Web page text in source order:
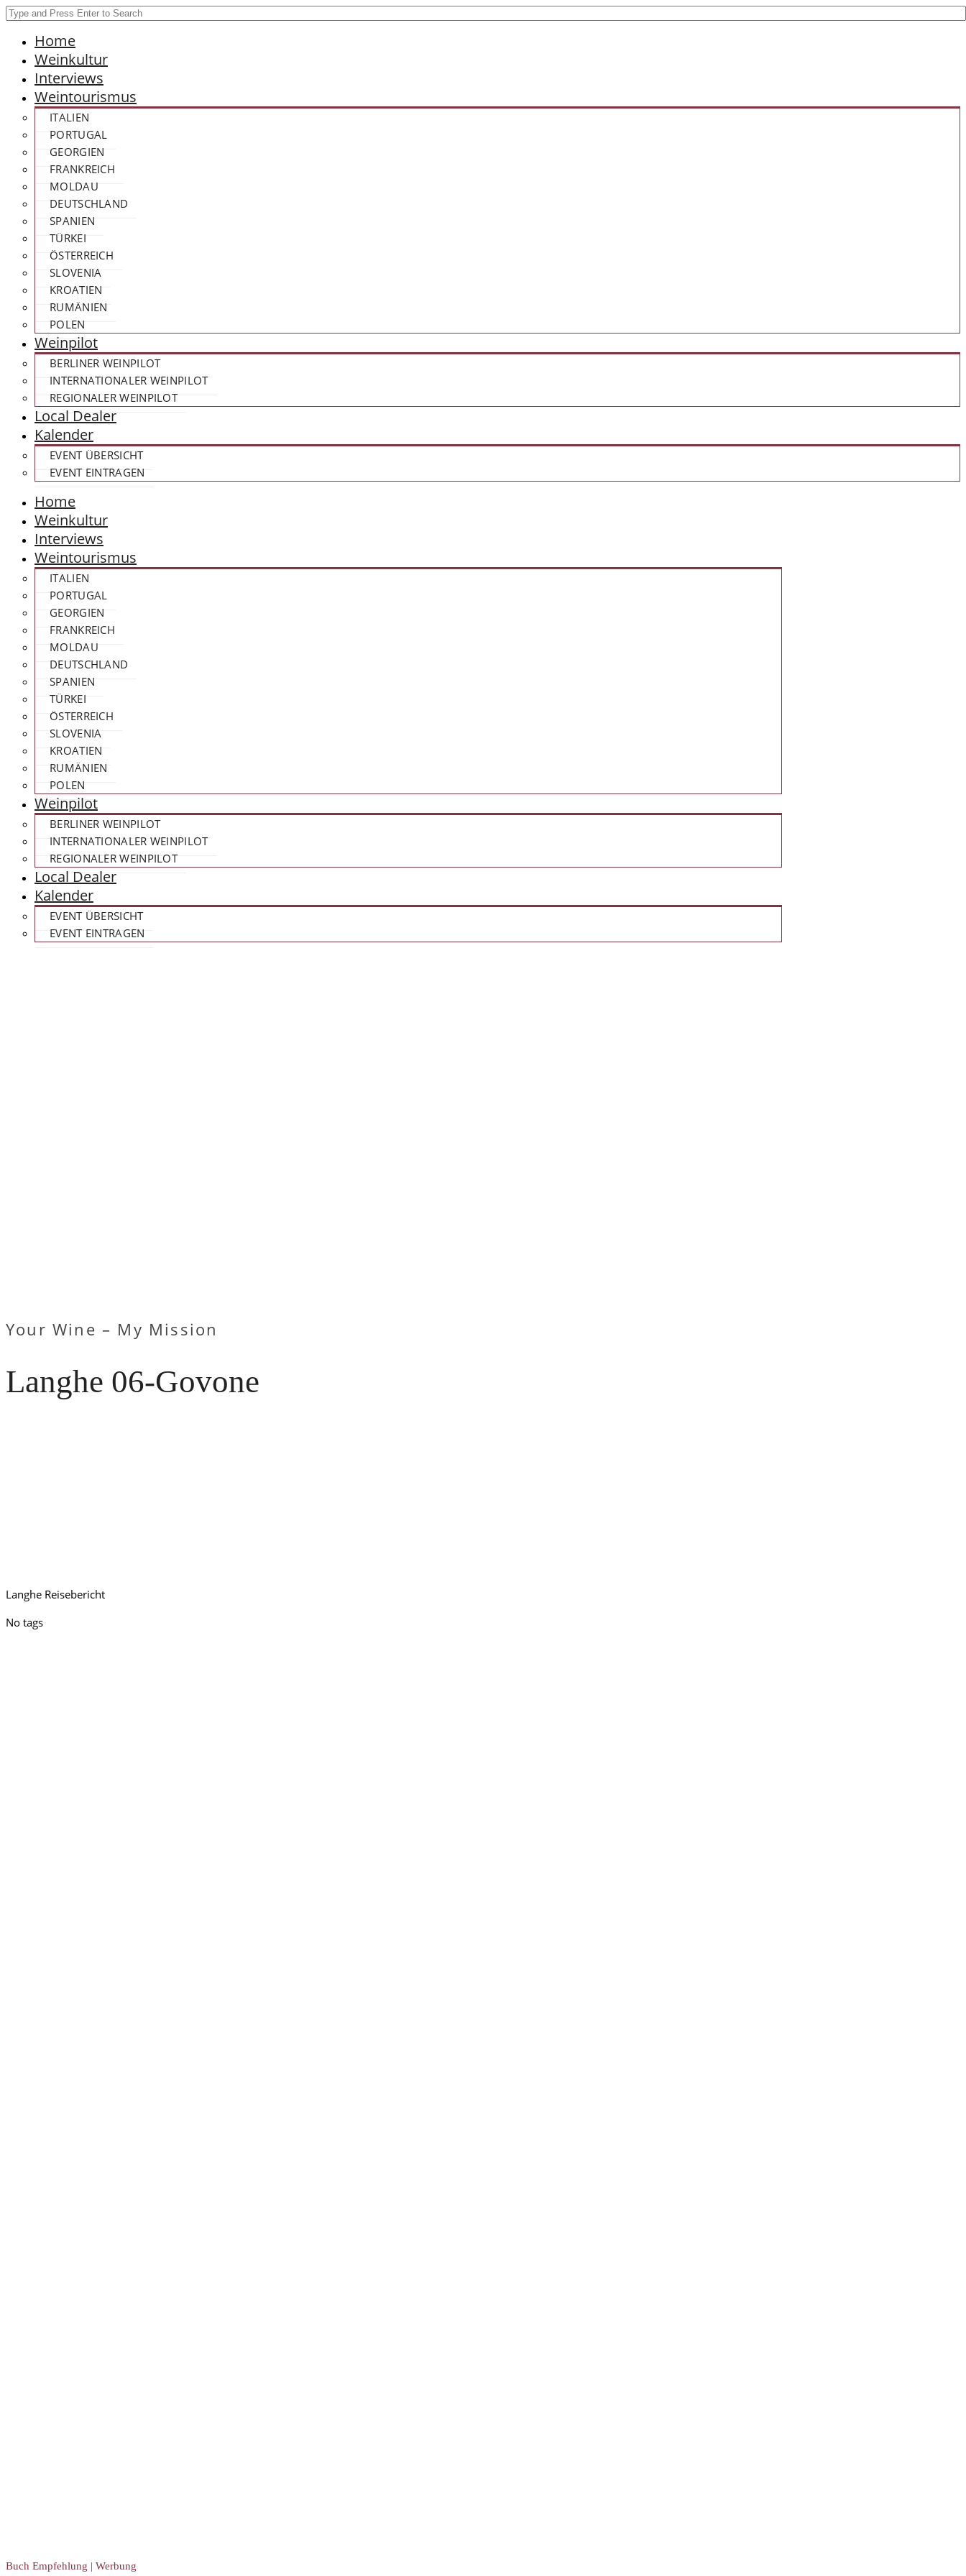
Home
Weinkultur
Interviews
Weintourismus
ITALIEN
PORTUGAL
GEORGIEN
FRANKREICH
MOLDAU
DEUTSCHLAND
SPANIEN
TÜRKEI
ÖSTERREICH
SLOVENIA
KROATIEN
RUMÄNIEN
POLEN
Weinpilot
BERLINER WEINPILOT
INTERNATIONALER WEINPILOT
REGIONALER WEINPILOT
Local Dealer
Kalender
EVENT ÜBERSICHT
EVENT EINTRAGEN
Home
Weinkultur
Interviews
Weintourismus
ITALIEN
PORTUGAL
GEORGIEN
FRANKREICH
MOLDAU
DEUTSCHLAND
SPANIEN
TÜRKEI
ÖSTERREICH
SLOVENIA
KROATIEN
RUMÄNIEN
POLEN
Weinpilot
BERLINER WEINPILOT
INTERNATIONALER WEINPILOT
REGIONALER WEINPILOT
Local Dealer
Kalender
EVENT ÜBERSICHT
EVENT EINTRAGEN
Your Wine – My Mission
Langhe 06-Govone
Langhe Reisebericht
No tags
Buch Empfehlung | Werbung